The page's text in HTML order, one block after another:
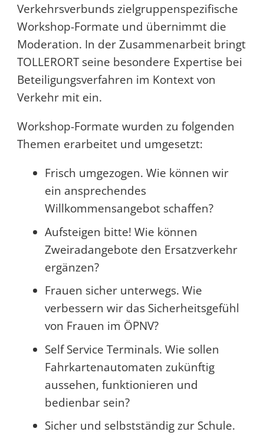
Verkehrsverbunds zielgruppenspezifische
Workshop-Formate und übernimmt die
Moderation. In der Zusammenarbeit bringt
TOLLERORT seine besondere Expertise bei
Beteiligungsverfahren im Kontext von
Verkehr mit ein.
Workshop-Formate wurden zu folgenden
Themen erarbeitet und umgesetzt:
Frisch umgezogen. Wie können wir
ein ansprechendes
Willkommensangebot schaffen?
Aufsteigen bitte! Wie können
Zweiradangebote den Ersatzverkehr
ergänzen?
Frauen sicher unterwegs. Wie
verbessern wir das Sicherheitsgefühl
von Frauen im ÖPNV?
Self Service Terminals. Wie sollen
Fahrkartenautomaten zukünftig
aussehen, funktionieren und
bedienbar sein?
Sicher und selbstständig zur Schule.